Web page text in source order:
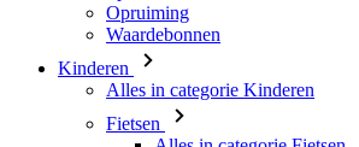
Opruiming
Waardebonnen
Kinderen
Alles in categorie Kinderen
Fietsen